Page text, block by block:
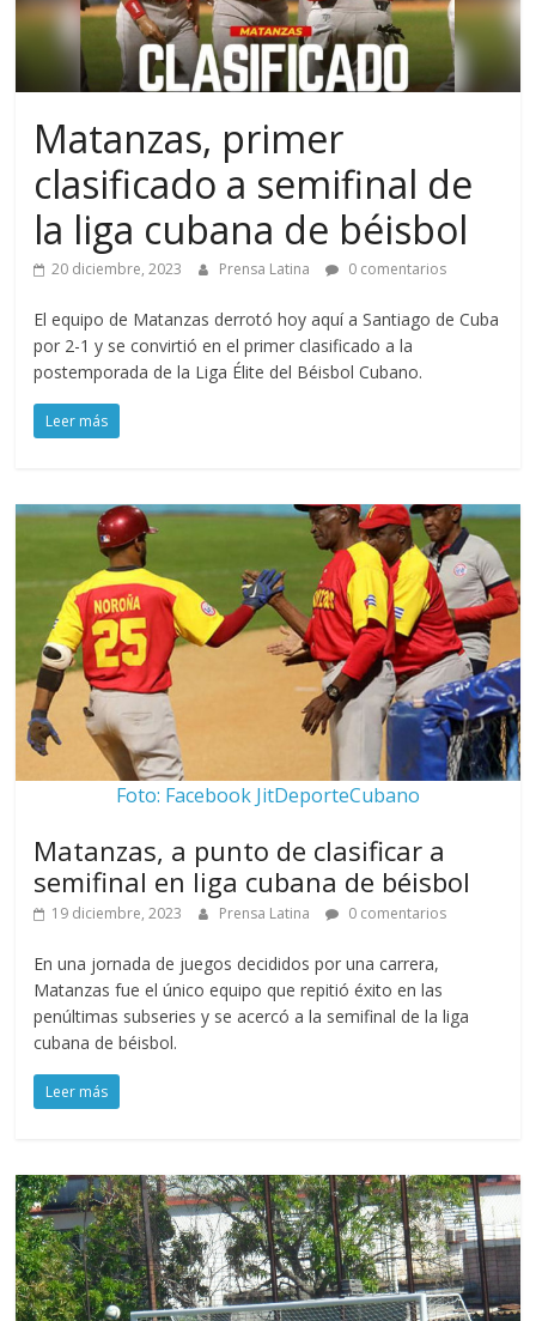
Matanzas, primer
clasificado a semifinal de
la liga cubana de béisbol
20 diciembre, 2023 Prensa Latina 0 comentarios
El equipo de Matanzas derrotó hoy aquí a Santiago de Cuba
por 2-1 y se convirtió en el primer clasificado a la
postemporada de la Liga Élite del Béisbol Cubano.
Leer más
Foto: Facebook JitDeporteCubano
Matanzas, a punto de clasificar a
semifinal en liga cubana de béisbol
19 diciembre, 2023 Prensa Latina 0 comentarios
En una jornada de juegos decididos por una carrera,
Matanzas fue el único equipo que repitió éxito en las
penúltimas subseries y se acercó a la semifinal de la liga
cubana de béisbol.
Leer más